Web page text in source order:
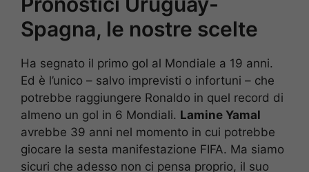
Spagna, le nostre scelte
Ha segnato il primo gol al Mondiale a 19 anni.
Ed è l’unico – salvo imprevisti o infortuni – che
potrebbe raggiungere Ronaldo in quel record di
almeno un gol in 6 Mondiali. Lamine Yamal
avrebbe 39 anni nel momento in cui potrebbe
giocare la sesta manifestazione FIFA. Ma siamo
sicuri che adesso non ci pensa proprio, il suo